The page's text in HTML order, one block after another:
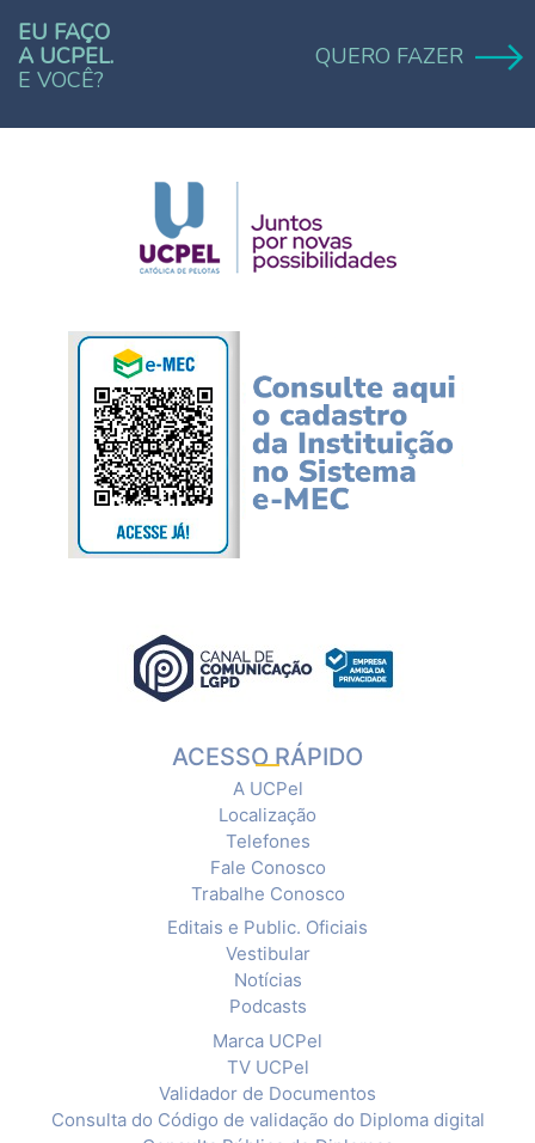
EU FAÇO
A UCPEL.
E VOCÊ?
QUERO FAZER
ACESSO RÁPIDO
A UCPel
Localização
Telefones
Fale Conosco
Trabalhe Conosco
Editais e Public. Oficiais
Vestibular
Notícias
Podcasts
Marca UCPel
TV UCPel
Validador de Documentos
Consulta do Código de validação do Diploma digital